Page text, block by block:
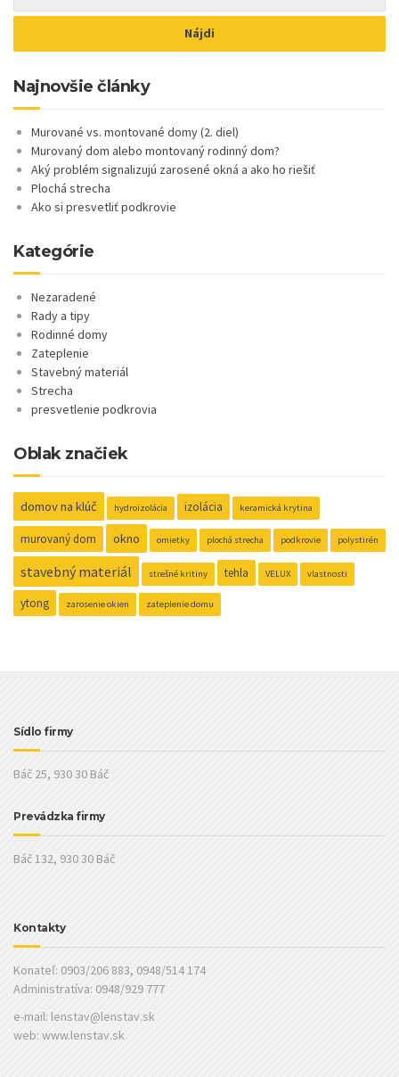
Najnovšie články
Murované vs. montované domy (2. diel)
Murovaný dom alebo montovaný rodinný dom?
Aký problém signalizujú zarosené okná a ako ho riešiť
Plochá strecha
Ako si presvetliť podkrovie
Kategórie
Nezaradené
Rady a tipy
Rodinné domy
Zateplenie
Stavebný materiál
Strecha
presvetlenie podkrovia
Oblak značiek
domov na klúč hydroizolácia izolácia keramická krytina
murovaný dom okno omietky plochá strecha podkrovie polystirén
stavebný materiál strešné kritiny tehla VELUX vlastnosti
ytong zarosenie okien zateplenie domu
Sídlo firmy
Báč 25, 930 30 Báč
Prevádzka firmy
Báč 132, 930 30 Báč
Kontakty
Konateľ: 0903/206 883, 0948/514 174
Administratíva: 0948/929 777
e-mail: lenstav@lenstav.sk
web: www.lenstav.sk